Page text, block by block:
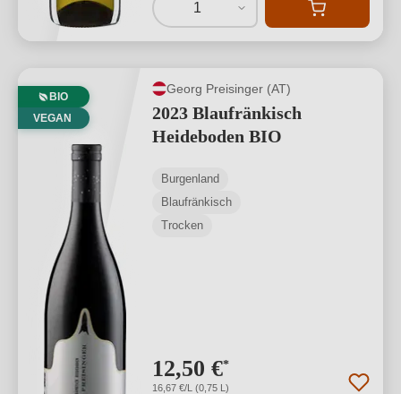
1
BIO
VEGAN
Georg Preisinger (AT)
2023 Blaufränkisch
Heideboden BIO
Burgenland
Blaufränkisch
Trocken
12,50 €*
16,67 €/L (0,75 L)